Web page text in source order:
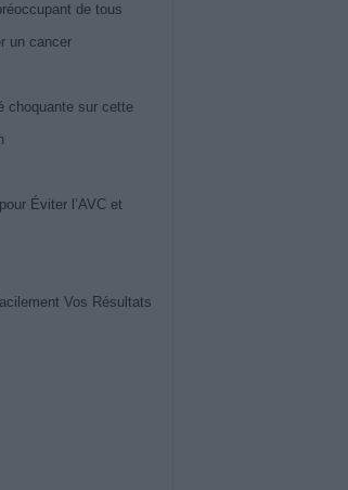
de tous
un cancer
choquante sur cette
Éviter l’AVC et
Vos Résultats